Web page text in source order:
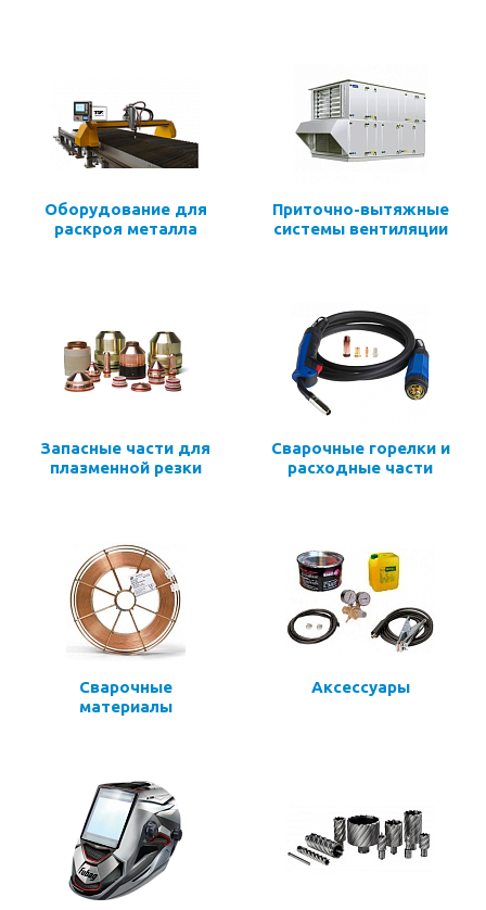
Оборудование для
раскроя металла
Приточно-вытяжные
системы вентиляции
Запасные части для
плазменной резки
Сварочные горелки и
расходные части
Сварочные
материалы
Аксессуары